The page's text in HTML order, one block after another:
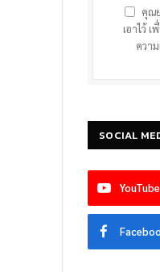
คุณ
เอาไว้
ควา
SOCIAL
YouTube